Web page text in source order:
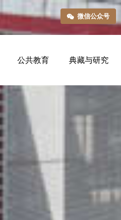
微信公众号
公共教育 典藏与研究